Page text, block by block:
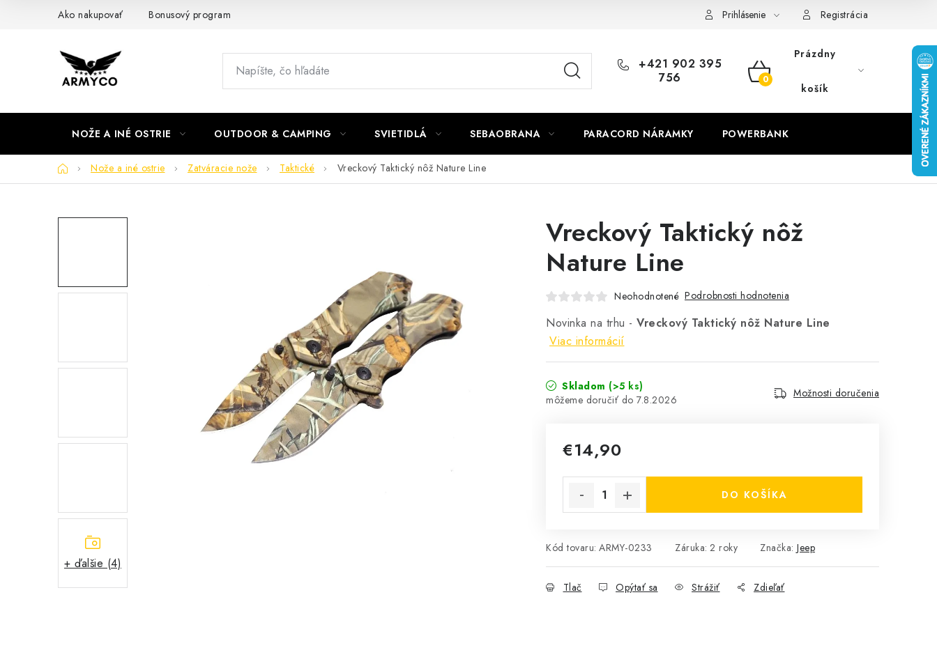
Ako nakupovať Bonusový program Prihlásenie Registrácia
+421 902 395
756
NÁKUPNÝ
Prázdny
košík
NOŽE A INÉ OSTRIE OUTDOOR & CAMPING SVIETIDLÁ SEBAOBRANA PARACORD NÁRAMKY POWERBANK
DomovNože a iné ostrie Zatváracie nože Taktické Vreckový Taktický nôž Nature Line
+ ďalšie (4)
Vreckový Taktický nôž
Nature Line
Neohodnotené Podrobnosti hodnotenia
Novinka na trhu - Vreckový Taktický nôž Nature Line
Viac informácií
Skladom (>5 ks)
7.8.2026
Možnosti doručenia
€14,90
DO KOŠÍKA
Kód tovaru: ARMY-0233 Záruka: 2 roky Značka: Jeep
Tlač Opýtať sa Strážiť Zdieľať